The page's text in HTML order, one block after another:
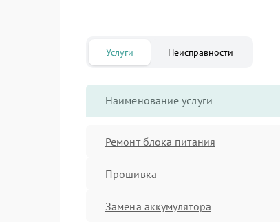
Услуги Неисправности
Наименование услуги
Ремонт блока питания
Прошивка
Замена аккумулятора